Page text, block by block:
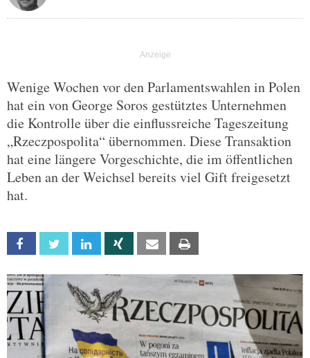
Wenige Wochen vor den Parlamentswahlen in Polen
hat ein von George Soros gestütztes Unternehmen
die Kontrolle über die einflussreiche Tageszeitung
„Rzeczpospolita“ übernommen. Diese Transaktion
hat eine längere Vorgeschichte, die im öffentlichen
Leben an der Weichsel bereits viel Gift freigesetzt
hat.
Facebook Twitter Linkedin Xing Email